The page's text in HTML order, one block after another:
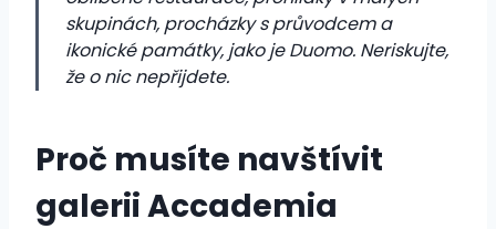
skupinách, procházky s průvodcem a
ikonické památky, jako je Duomo. Neriskujte,
že o nic nepřijdete.
Proč musíte navštívit
galerii Accademia